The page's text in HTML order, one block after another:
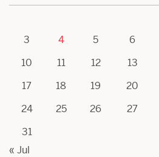
3
4 5 6
10
11 12 13
17
18 19 20
24
25 26 27
31
« Jul